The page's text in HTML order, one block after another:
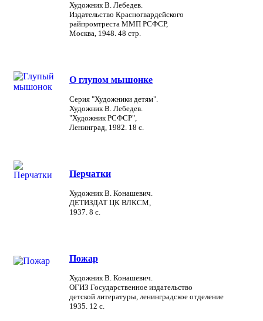
Художник В. Лебедев.
Издательство Красногвардейского
райпромтреста ММП РСФСР,
Москва, 1948. 48 стр.
О глупом мышонке
Серия "Художники детям".
Художник В. Лебедев.
"Художник РСФСР",
Ленинград, 1982. 18 с.
Перчатки
Художник В. Конашевич.
ДЕТИЗДАТ ЦК ВЛКСМ,
1937. 8 с.
Пожар
Художник В. Конашевич.
ОГИЗ Государственное издательство
детской литературы, ленинградское отделение
1935. 12 с.